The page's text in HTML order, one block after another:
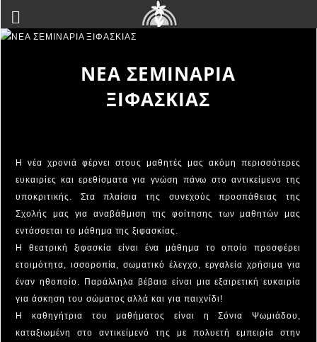
ΝΕΑ ΣΕΜΙΝΑΡΙΑ
ΞΙΦΑΣΚΙΑΣ
Η νέα χρονιά φέρνει στους μαθητές μας ακόμη περισσότερες
ευκαιρίες και ερεθίσματα για γνώση πάνω στο αντικείμενο της
υποκριτικής. Στα πλαίσια της συνεχούς προσπάθειας της
Σχολής μας για αναβάθμιση της φοίτησης των μαθητών μας
εντάσσεται το μάθημα της ξιφασκίας.
Η θεατρική ξιφασκία είναι ένα μάθημα το οποίο προσφέρει
ετοιμότητα, ισσοροπία, σωματικό έλεγχο, εργαλεία χρήσιμα για
έναν ηθοποίο. Παράλληλα βέβαια είναι μια εξαιρετική ευκαιρία
για άσκηση του σώματος αλλά και για παιχνίδι!
Η καθηγήτρια του μαθήματος είναι η Σόνια Ψωμιάδου,
καταξιωμένη στο αντικείμενό της με πολυετή εμπειρία στην